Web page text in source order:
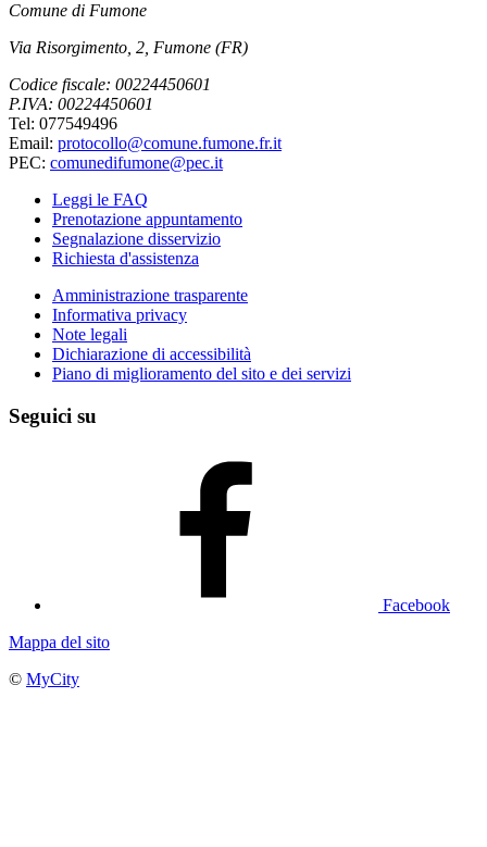
Comune di Fumone
Via Risorgimento, 2, Fumone (FR)
Codice fiscale: 00224450601
P.IVA: 00224450601
Tel: 077549496
Email: protocollo@comune.fumone.fr.it
PEC: comunedifumone@pec.it
Leggi le FAQ
Prenotazione appuntamento
Segnalazione disservizio
Richiesta d'assistenza
Amministrazione trasparente
Informativa privacy
Note legali
Dichiarazione di accessibilità
Piano di miglioramento del sito e dei servizi
Seguici su
Facebook
Mappa del sito
© MyCity